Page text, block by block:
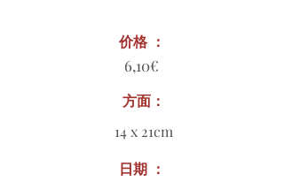
价格 ：
6,10€
方面：
14 x 21cm
日期 ：